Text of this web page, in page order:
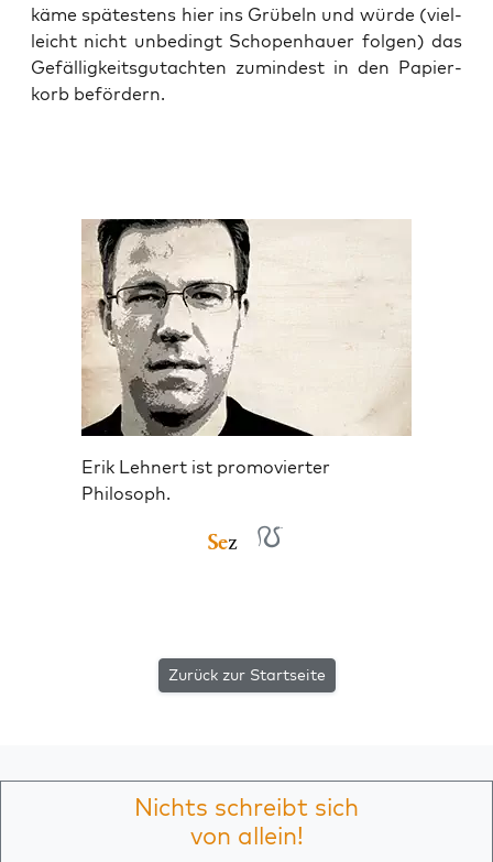
käme spä­tes­tens hier ins Grü­beln und wür­de (viel­
leicht nicht unbe­dingt Scho­pen­hau­er fol­gen) das
Gefäl­lig­keits­gut­ach­ten zumin­dest in den Papier­
korb befördern.
Erik Lehnert ist promovierter
Philosoph.
Zurück zur Startseite
Nichts schreibt sich
von allein!